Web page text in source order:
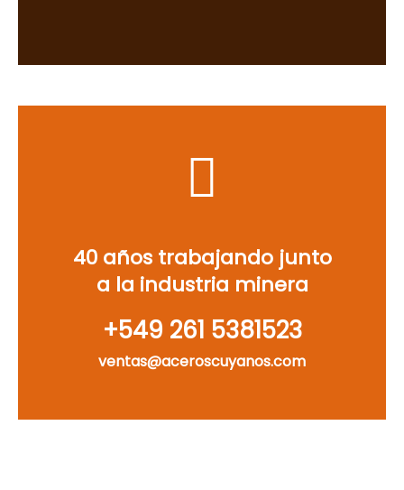
40 años trabajando junto
a la industria minera
‪+549 261 5381523‬
ventas@aceroscuyanos.com